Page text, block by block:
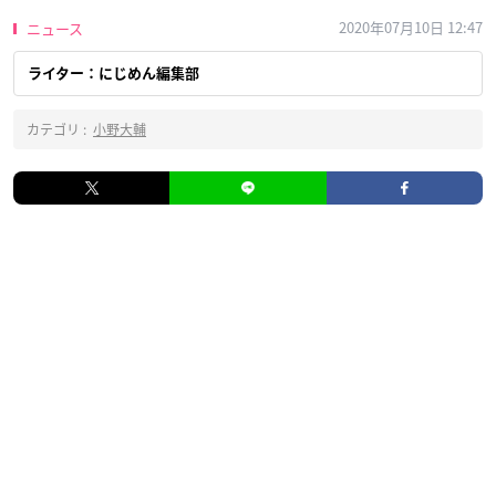
ニュース 2020年07月10日 12:47
ライター：にじめん編集部
カテゴリ : 小野大輔